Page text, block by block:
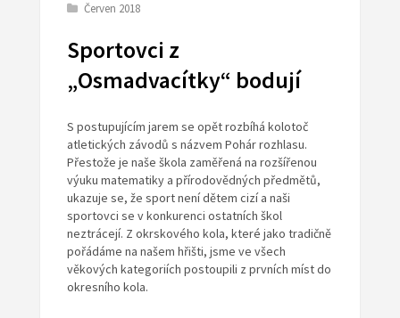
Červen 2018
Sportovci z
„Osmadvacítky“ bodují
S postupujícím jarem se opět rozbíhá kolotoč
atletických závodů s názvem Pohár rozhlasu.
Přestože je naše škola zaměřená na rozšířenou
výuku matematiky a přírodovědných předmětů,
ukazuje se, že sport není dětem cizí a naši
sportovci se v konkurenci ostatních škol
neztrácejí. Z okrskového kola, které jako tradičně
pořádáme na našem hřišti, jsme ve všech
věkových kategoriích postoupili z prvních míst do
okresního kola.